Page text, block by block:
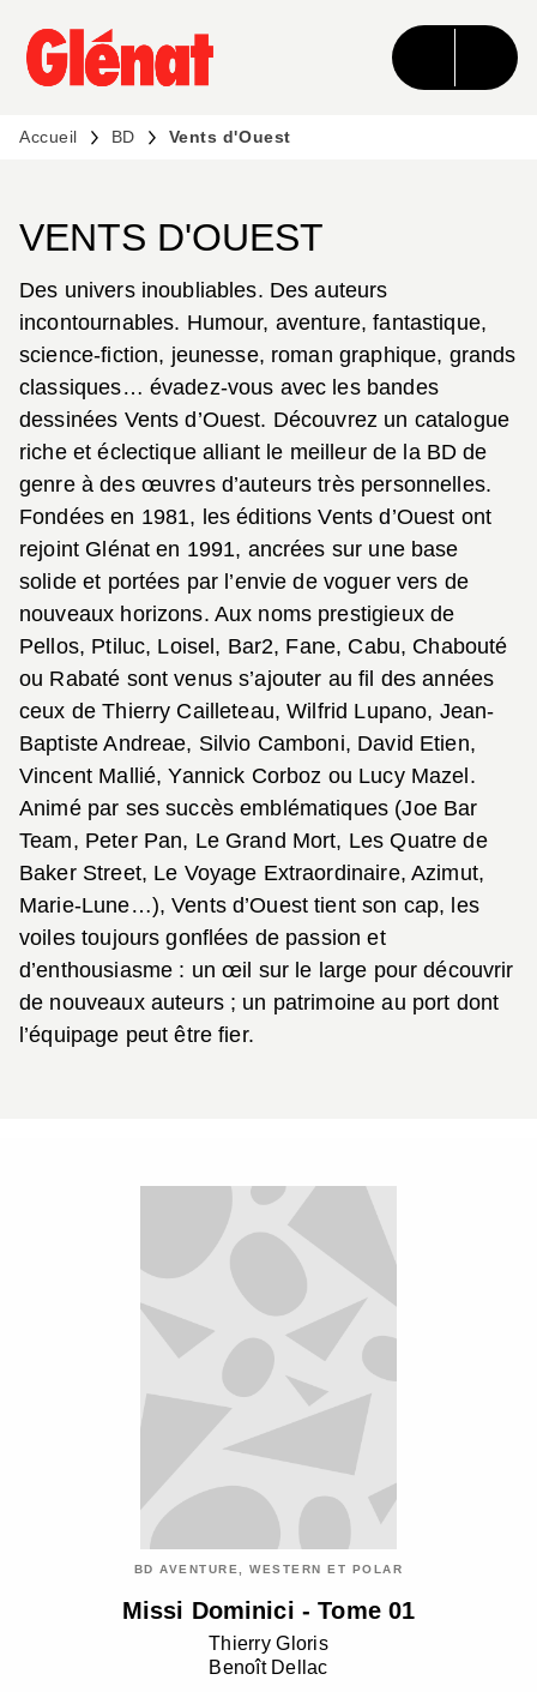
MENU RECHERCHE CONTENU
PIED DE PAGE
Accueil BD Vents d'Ouest
VENTS D'OUEST
Des univers inoubliables. Des auteurs
incontournables. Humour, aventure, fantastique,
science-fiction, jeunesse, roman graphique, grands
classiques… évadez-vous avec les bandes
dessinées Vents d’Ouest. Découvrez un catalogue
riche et éclectique alliant le meilleur de la BD de
genre à des œuvres d’auteurs très personnelles.
Fondées en 1981, les éditions Vents d’Ouest ont
rejoint Glénat en 1991, ancrées sur une base
solide et portées par l’envie de voguer vers de
nouveaux horizons. Aux noms prestigieux de
Pellos, Ptiluc, Loisel, Bar2, Fane, Cabu, Chabouté
ou Rabaté sont venus s’ajouter au fil des années
ceux de Thierry Cailleteau, Wilfrid Lupano, Jean-
Baptiste Andreae, Silvio Camboni, David Etien,
Vincent Mallié, Yannick Corboz ou Lucy Mazel.
Animé par ses succès emblématiques (Joe Bar
Team, Peter Pan, Le Grand Mort, Les Quatre de
Baker Street, Le Voyage Extraordinaire, Azimut,
Marie-Lune…), Vents d’Ouest tient son cap, les
voiles toujours gonflées de passion et
d’enthousiasme : un œil sur le large pour découvrir
de nouveaux auteurs ; un patrimoine au port dont
l’équipage peut être fier.
BD AVENTURE, WESTERN ET POLAR
Missi Dominici - Tome 01
Thierry Gloris
Benoît Dellac